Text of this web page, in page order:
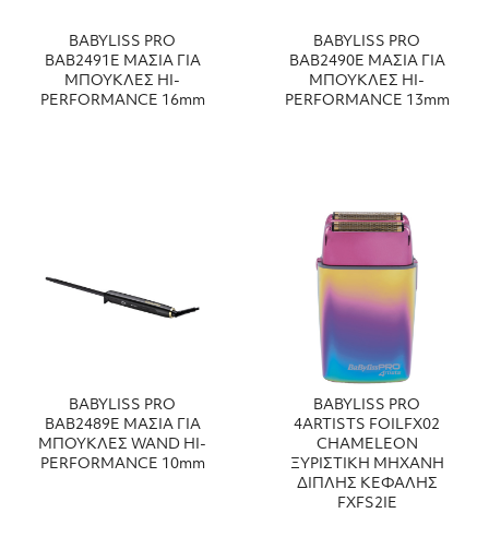
BABYLISS PRO
ΒΑΒ2491Ε ΜΑΣΙΑ ΓΙΑ
ΜΠΟΥΚΛΕΣ HI-
PERFORMANCE 16mm
BABYLISS PRO
ΒΑΒ2490Ε ΜΑΣΙΑ ΓΙΑ
ΜΠΟΥΚΛΕΣ HI-
PERFORMANCE 13mm
BABYLISS PRO
ΒΑΒ2489Ε ΜΑΣΙΑ ΓΙΑ
ΜΠΟΥΚΛΕΣ WAND HI-
PERFORMANCE 10mm
BABYLISS PRO
4ARTISTS FOILFX02
CHAMELEON
ΞΥΡΙΣΤΙΚΗ ΜΗΧΑΝΗ
ΔΙΠΛΗΣ ΚΕΦΑΛΗΣ
FXFS2IE